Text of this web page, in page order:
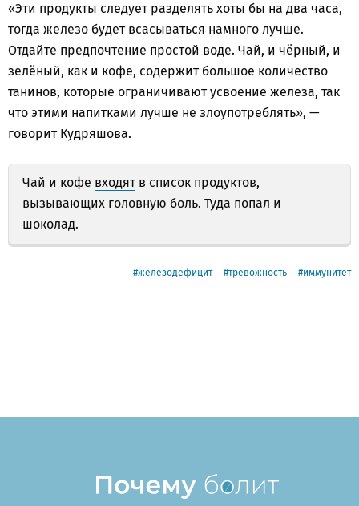
«Эти продукты следует разделять хоты бы на два часа,
тогда железо будет всасываться намного лучше.
Отдайте предпочтение простой воде. Чай, и чёрный, и
зелёный, как и кофе, содержит большое количество
танинов, которые ограничивают усвоение железа, так
что этими напитками лучше не злоупотреблять», —
говорит Кудряшова.
Чай и кофе входятв список продуктов,
вызывающих головную боль. Туда попал и
шоколад.
железодефицит тревожность иммунитет